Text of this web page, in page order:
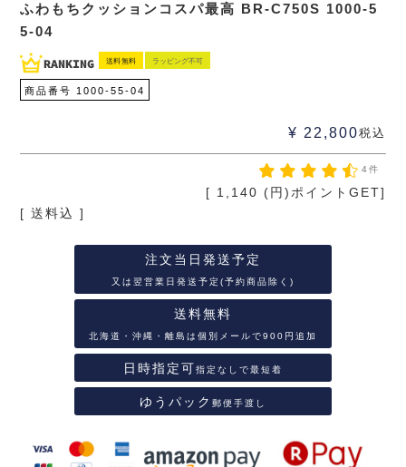
ふわもちクッションコスパ最高 BR-C750S 1000-5
5-04
送料無料 ラッピング不可
商品番号 1000-55-04
¥ 22,800税込
4件
[ 1,140 (円)ポイントGET]
送料込
注文当日発送予定
又は翌営業日発送予定(予約商品除く)
送料無料
北海道・沖縄・離島は個別メールで900円追加
日時指定可指定なしで最短着
ゆうパック 郵便手渡し